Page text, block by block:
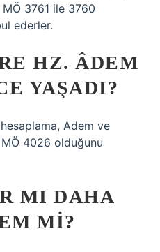
3761 ile 3760
ederler.
HZ. ÂDEM
YAŞADI?
Adem ve
MÖ 4026 olduğunu
MI DAHA
MI?